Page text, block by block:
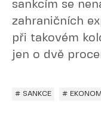
sankcím se
zahraničních
při takovém
jen o dvě
# SANKCE #